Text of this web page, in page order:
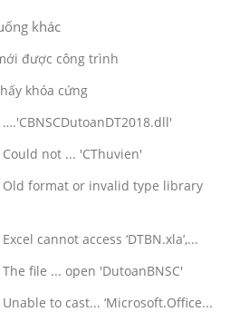
khác
được công trình
khóa cứng
not ... 'CThuvien'
Old format or invalid type library
cannot access ‘DTBN.xla’,...
file ... open 'DutoanBNSC'
to cast... ‘Microsoft.Office...